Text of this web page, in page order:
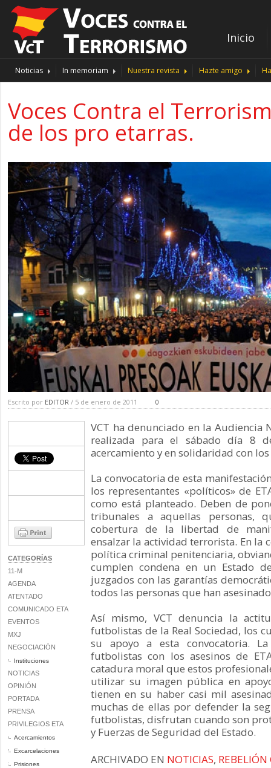
Inicio
Noticias In memoriam Nuestra revista Hazte amigo
Voces Contra el
de los pro etarras.
Escrito por EDITOR / 5 de enero de 2011 0
CATEGORÍAS
11-M
AGENDA
ATENTADO
COMUNICADO ETA
EVENTOS
MXJ
NEGOCIACIÓN
Instituciones
NOTICIAS
OPINIÓN
PORTADA
PRENSA
PRIVILEGIOS ETA
Acercamientos
Excarcelaciones
Prisiones
VCT ha denunciado en la Audiencia
realizada para el sábado día 8
acercamiento y en solidaridad con
La convocatoria de esta
los representantes «políticos» de
como está planteado. Deben de
tribunales a aquellas personas,
cobertura de la libertad de
ensalzar la actividad terrorista. En la
política criminal penitenciaria,
cumplen condena en un Estado
juzgados con las garantías
todos las personas que han
Así mismo, VCT denuncia la
futbolistas de la Real Sociedad, los
su apoyo a esta convocatoria.
futbolistas con los asesinos de
catadura moral que estos
utilizar su imagen pública en
tienen en su haber casi mil
muchas de ellas por defender la
futbolistas, disfrutan cuando son
y Fuerzas de Seguridad del Estado.
ARCHIVADO EN NOTICIAS, REBELIÓN